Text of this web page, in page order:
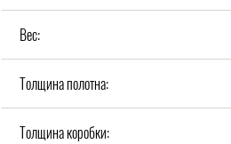
Вес:
Толщина полотна:
Толщина коробки: